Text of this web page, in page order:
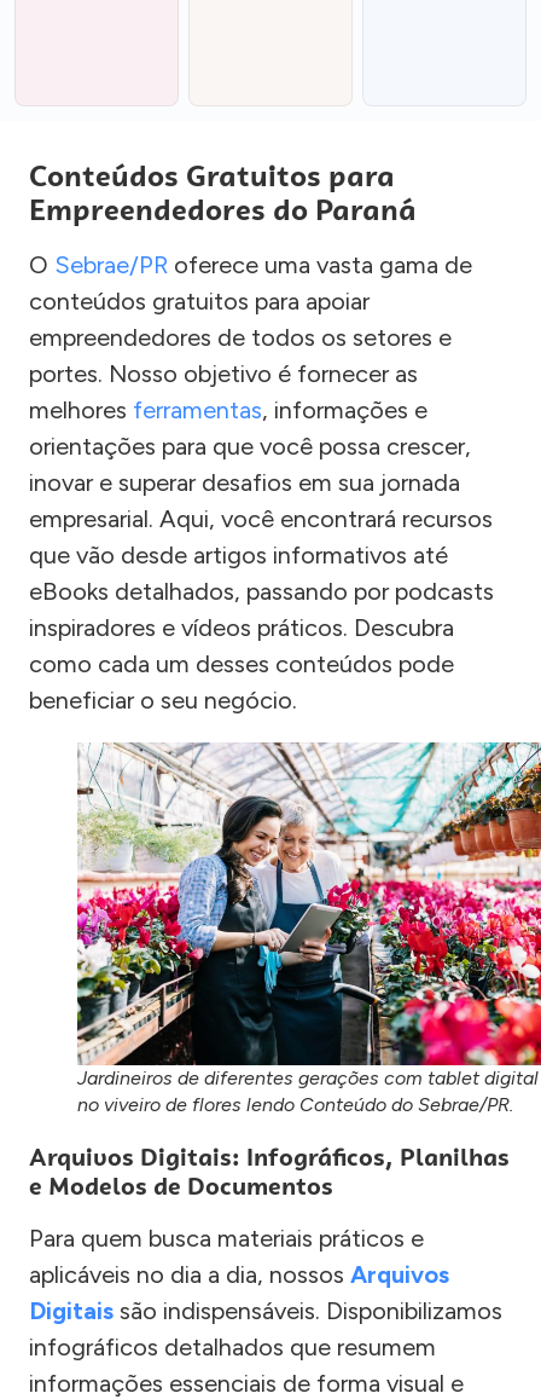
Conteúdos Gratuitos para
Empreendedores do Paraná
O Sebrae/PR oferece uma vasta gama de
conteúdos gratuitos para apoiar
empreendedores de todos os setores e
portes. Nosso objetivo é fornecer as
melhores ferramentas, informações e
orientações para que você possa crescer,
inovar e superar desafios em sua jornada
empresarial. Aqui, você encontrará recursos
que vão desde artigos informativos até
eBooks detalhados, passando por podcasts
inspiradores e vídeos práticos. Descubra
como cada um desses conteúdos pode
beneficiar o seu negócio.
Jardineiros de diferentes gerações com tablet digital
no viveiro de flores lendo Conteúdo do Sebrae/PR.
Arquivos Digitais: Infográficos, Planilhas
e Modelos de Documentos
Para quem busca materiais práticos e
aplicáveis no dia a dia, nossos Arquivos
Digitais são indispensáveis. Disponibilizamos
infográficos detalhados que resumem
informações essenciais de forma visual e